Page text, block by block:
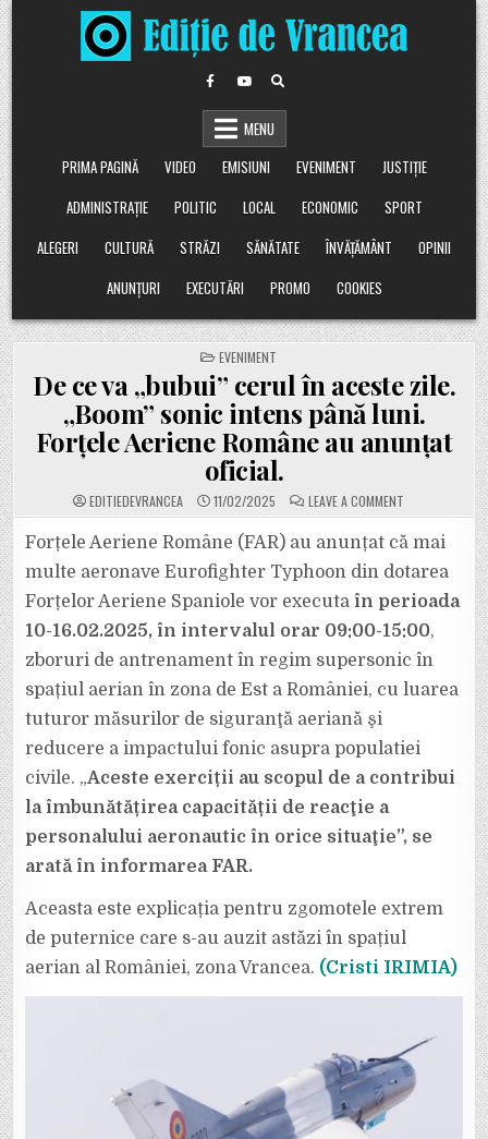
Skip
to
content
MENU
PRIMA PAGINĂ
VIDEO EMISIUNI EVENIMENT
JUSTIȚIE
ADMINISTRAȚIE
POLITIC LOCAL ECONOMIC
SPORT
ALEGERI
CULTURĂ STRĂZI SĂNĂTATE ÎNVĂȚĂMÂNT
OPINII
ANUNȚURI
EXECUTĂRI PROMO COOKIES
POSTED
IN
EVENIMENT
De ce va „bubui” cerul în aceste zile.
„Boom” sonic intens până luni.
Forțele Aeriene Române au anunțat
oficial.
EDITIEDEVRANCEA 11/02/2025 LEAVE A COMMENT
DE
VA
„BUBUI”
CERUL
ÎN
ACESTE
ZILE.
SONIC
INTENS
PÂNĂ
LUNI.
FORȚELE
AERIENE
OFICIAL.
Forțele Aeriene Române (FAR) au anunțat că mai
multe aeronave Eurofighter Typhoon din dotarea
Forțelor Aeriene Spaniole vor executa în perioada
10-16.02.2025, în intervalul orar 09:00-15:00,
zboruri de antrenament în regim supersonic în
spațiul aerian în zona de Est a României, cu luarea
tuturor măsurilor de siguranţă aeriană şi
reducere a impactului fonic asupra populatiei
civile. „Aceste exerciții au scopul de a contribui
la îmbunătățirea capacității de reacţie a
personalului aeronautic în orice situaţie”, se
arată în informarea FAR.
Aceasta este explicația pentru zgomotele extrem
de puternice care s-au auzit astăzi în spațiul
aerian al României, zona Vrancea. (Cristi IRIMIA)